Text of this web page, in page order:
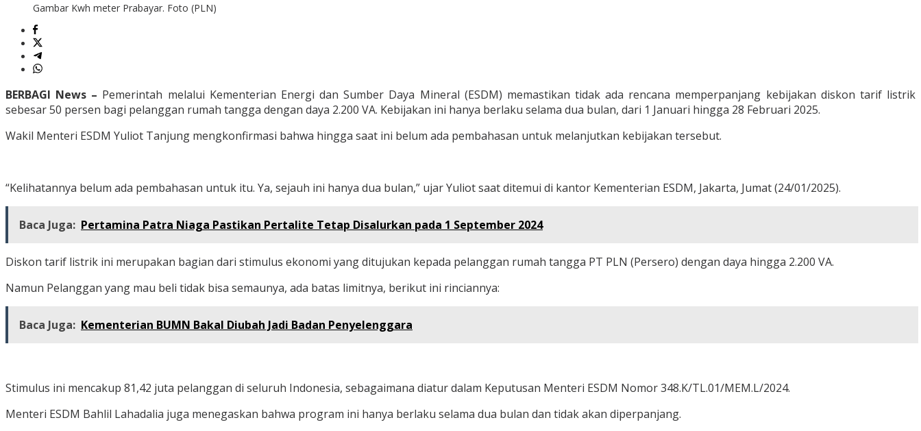
Gambar Kwh meter Prabayar. Foto (PLN)
BERBAGI News – Pemerintah melalui Kementerian Energi dan Sumber Daya Mineral (ESDM) memastikan tidak ada rencana memperpanjang kebijakan diskon tarif listrik
sebesar 50 persen bagi pelanggan rumah tangga dengan daya 2.200 VA. Kebijakan ini hanya berlaku selama dua bulan, dari 1 Januari hingga 28 Februari 2025.
Wakil Menteri ESDM Yuliot Tanjung mengkonfirmasi bahwa hingga saat ini belum ada pembahasan untuk melanjutkan kebijakan tersebut.
“Kelihatannya belum ada pembahasan untuk itu. Ya, sejauh ini hanya dua bulan,” ujar Yuliot saat ditemui di kantor Kementerian ESDM, Jakarta, Jumat (24/01/2025).
Baca Juga: Pertamina Patra Niaga Pastikan Pertalite Tetap Disalurkan pada 1 September 2024
Diskon tarif listrik ini merupakan bagian dari stimulus ekonomi yang ditujukan kepada pelanggan rumah tangga PT PLN (Persero) dengan daya hingga 2.200 VA.
Namun Pelanggan yang mau beli tidak bisa semaunya, ada batas limitnya, berikut ini rinciannya:
Baca Juga: Kementerian BUMN Bakal Diubah Jadi Badan Penyelenggara
Stimulus ini mencakup 81,42 juta pelanggan di seluruh Indonesia, sebagaimana diatur dalam Keputusan Menteri ESDM Nomor 348.K/TL.01/MEM.L/2024.
Menteri ESDM Bahlil Lahadalia juga menegaskan bahwa program ini hanya berlaku selama dua bulan dan tidak akan diperpanjang.